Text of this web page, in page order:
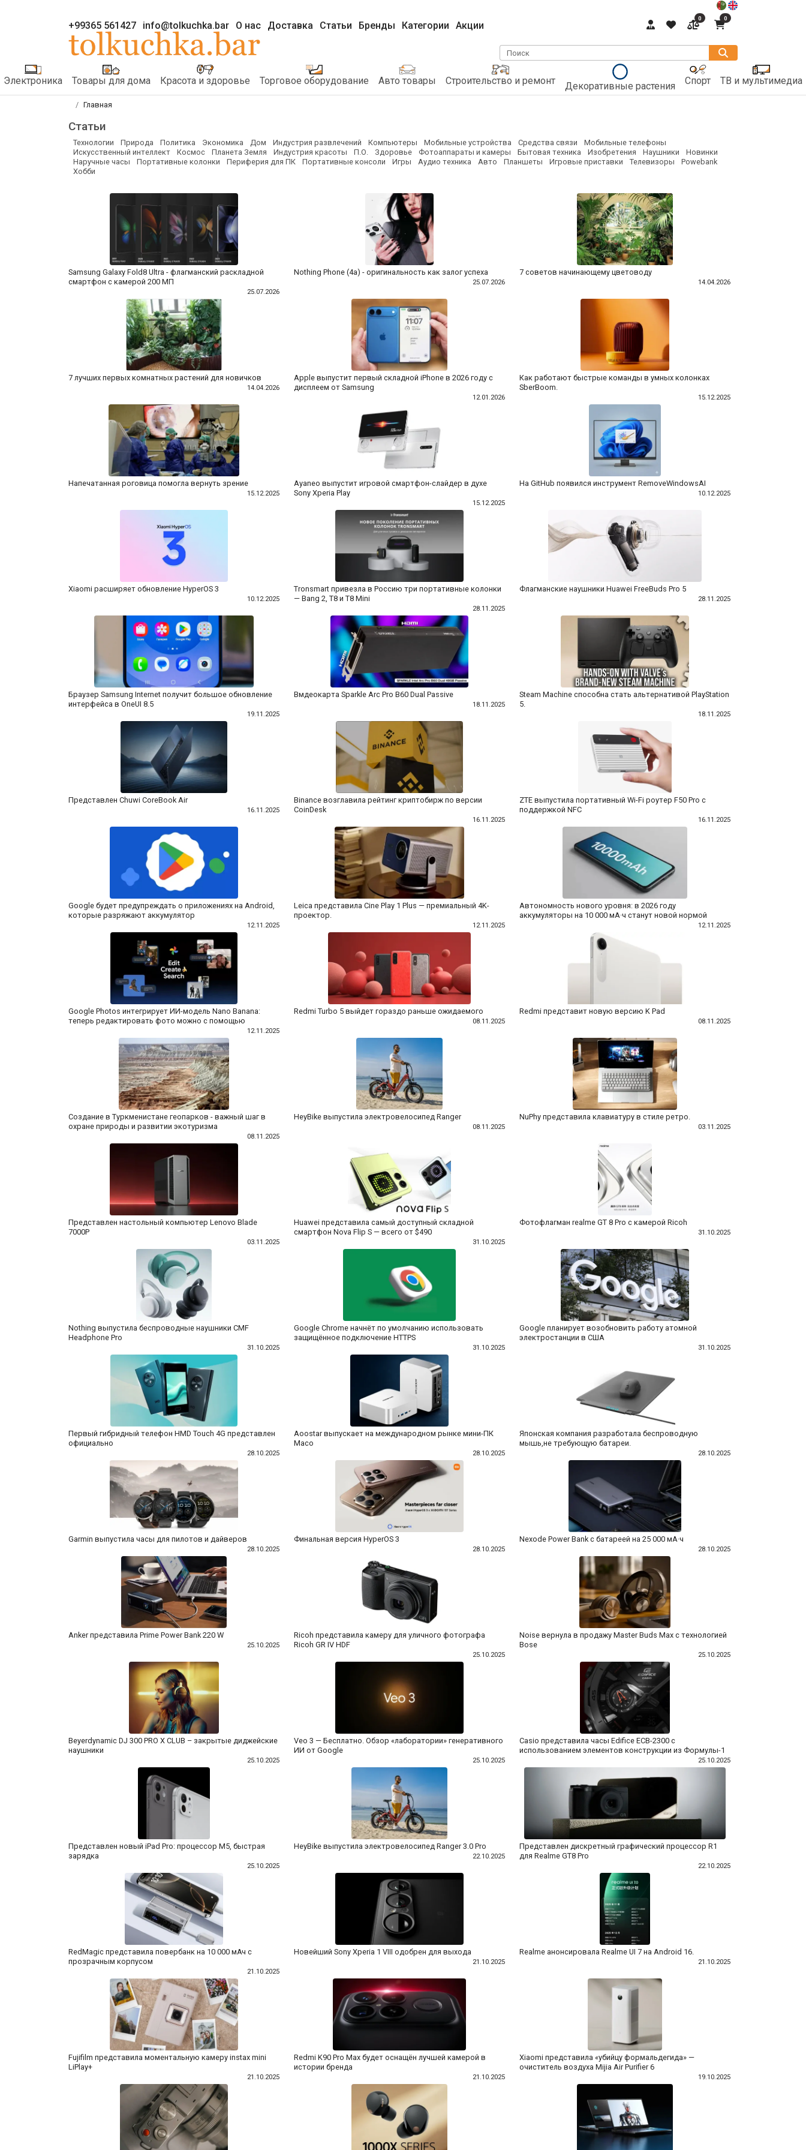
+99365 561427 info@tolkuchka.bar О нас Доставка Статьи Бренды Категории Акции
0 0
Поиск
Электроника Товары для дома Красота и здоровье Торговое оборудование Авто товары Строительство и ремонт Декоративные растения Спорт ТВ и мультимедиа
Главная
Статьи
Технологии Природа Политика Экономика Дом Индустрия развлечений Компьютеры Мобильные устройства Средства связи
Мобильные телефоны
Искусственный интеллект
Космос Планета Земля Индустрия красоты П.О. Здоровье Фотоаппараты и камеры Бытовая техника Изобретения Наушники
Новинки
Наручные часы
Портативные колонки Периферия для ПК Портативные консоли Игры Аудио техника Авто Планшеты Игровые приставки Телевизоры
Powebank
Хобби
Samsung Galaxy Fold8 Ultra - флагманский раскладной
смартфон с камерой 200 МП
25.07.2026
Nothing Phone (4a) - оригинальность как залог успеха
25.07.2026
7 советов начинающему цветоводу
14.04.2026
7 лучших первых комнатных растений для новичков
14.04.2026
Apple выпустит первый складной iPhone в 2026 году с
дисплеем от Samsung
12.01.2026
Как работают быстрые команды в умных колонках
SberBoom.
15.12.2025
Напечатанная роговица помогла вернуть зрение
15.12.2025
Ayaneo выпустит игровой смартфон-слайдер в духе
Sony Xperia Play
15.12.2025
На GitHub появился инструмент RemoveWindowsAI
10.12.2025
Xiaomi расширяет обновление HyperOS 3
10.12.2025
Tronsmart привезла в Россию три портативные колонки
— Bang 2, T8 и T8 Mini
28.11.2025
Флагманские наушники Huawei FreeBuds Pro 5
28.11.2025
Браузер Samsung Internet получит большое обновление
интерфейса в OneUI 8.5
19.11.2025
Вмдеокарта Sparkle Arc Pro B60 Dual Passive
18.11.2025
Steam Machine способна стать альтернативой PlayStation
5.
18.11.2025
Представлен Chuwi CoreBook Air
16.11.2025
Binance возглавила рейтинг криптобирж по версии
CoinDesk
16.11.2025
ZTE выпустила портативный Wi-Fi роутер F50 Pro с
поддержкой NFC
16.11.2025
Google будет предупреждать о приложениях на Android,
которые разряжают аккумулятор
12.11.2025
Leica представила Cine Play 1 Plus — премиальный 4K-
проектор.
12.11.2025
Автономность нового уровня: в 2026 году
аккумуляторы на 10 000 мА·ч станут новой нормой
12.11.2025
Google Photos интегрирует ИИ-модель Nano Banana:
теперь редактировать фото можно с помощью
12.11.2025
Redmi Turbo 5 выйдет гораздо раньше ожидаемого
08.11.2025
Redmi представит новую версию K Pad
08.11.2025
Создание в Туркменистане геопарков - важный шаг в
охране природы и развитии экотуризма
08.11.2025
HeyBike выпустила электровелосипед Ranger
08.11.2025
NuPhy представила клавиатуру в стиле ретро.
03.11.2025
Представлен настольный компьютер Lenovo Blade
7000P
03.11.2025
Huawei представила самый доступный складной
смартфон Nova Flip S — всего от $490
31.10.2025
Фотофлагман realme GT 8 Pro с камерой Ricoh
31.10.2025
Nothing выпустила беспроводные наушники CMF
Headphone Pro
31.10.2025
Google Chrome начнёт по умолчанию использовать
защищённое подключение HTTPS
31.10.2025
Google планирует возобновить работу атомной
электростанции в США
31.10.2025
Первый гибридный телефон HMD Touch 4G представлен
официально
28.10.2025
Aoostar выпускает на международном рынке мини-ПК
Maco
28.10.2025
Японская компания разработала беспроводную
мышь,не требующую батареи.
28.10.2025
Garmin выпустила часы для пилотов и дайверов
28.10.2025
Финальная версия HyperOS 3
28.10.2025
Nexode Power Bank с батареей на 25 000 мА·ч
28.10.2025
Anker представила Prime Power Bank 220 W
25.10.2025
Ricoh представила камеру для уличного фотографа
Ricoh GR IV HDF
25.10.2025
Noise вернула в продажу Master Buds Max с технологией
Bose
25.10.2025
Beyerdynamic DJ 300 PRO X CLUB – закрытые диджейские
наушники
25.10.2025
Veo 3 — Бесплатно. Обзор «лаборатории» генеративного
ИИ от Google
25.10.2025
Casio представила часы Edifice ECB-2300 с
использованием элементов конструкции из Формулы-1
25.10.2025
Представлен новый iPad Pro: процессор M5, быстрая
зарядка
25.10.2025
HeyBike выпустила электровелосипед Ranger 3.0 Pro
22.10.2025
Представлен дискретный графический процессор R1
для Realme GT8 Pro
22.10.2025
RedMagic представила повербанк на 10 000 мАч с
прозрачным корпусом
21.10.2025
Новейший Sony Xperia 1 VIII одобрен для выхода
21.10.2025
Realme анонсировала Realme UI 7 на Android 16.
21.10.2025
Fujifilm представила моментальную камеру instax mini
LiPlay+
21.10.2025
Redmi K90 Pro Max будет оснащён лучшей камерой в
истории бренда
21.10.2025
Xiaomi представила «убийцу формальдегида» —
очиститель воздуха Mijia Air Purifier 6
19.10.2025